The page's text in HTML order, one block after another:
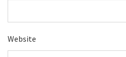
Website